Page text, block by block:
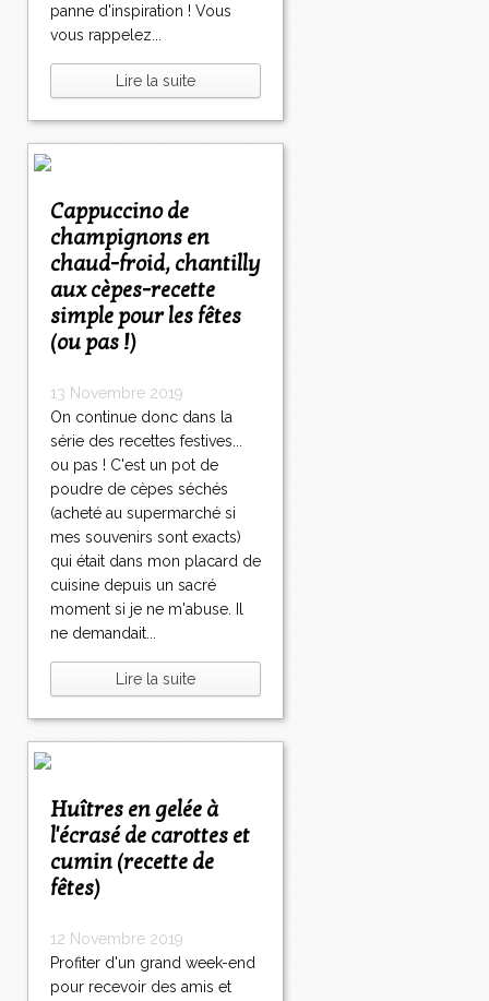
panne d'inspiration ! Vous
vous rappelez...
Lire la suite
Cappuccino de
champignons en
chaud-froid, chantilly
aux cèpes-recette
simple pour les fêtes
(ou pas !)
13 Novembre 2019
On continue donc dans la
série des recettes festives...
ou pas ! C'est un pot de
poudre de cèpes séchés
(acheté au supermarché si
mes souvenirs sont exacts)
qui était dans mon placard de
cuisine depuis un sacré
moment si je ne m'abuse. Il
ne demandait...
Lire la suite
Huîtres en gelée à
l'écrasé de carottes et
cumin (recette de
fêtes)
12 Novembre 2019
Profiter d'un grand week-end
pour recevoir des amis et